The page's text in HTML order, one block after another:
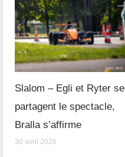
Slalom – Egli et Ryter se
partagent le spectacle,
Bralla s’affirme
30 avril 2026